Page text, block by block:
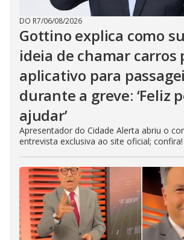
DO R7/06/08/2026
Gottino explica como
ideia de chamar carros
aplicativo para
durante a greve: ‘Feliz
ajudar’
Apresentador do Cidade Alerta abriu o
entrevista exclusiva ao site oficial; confira!